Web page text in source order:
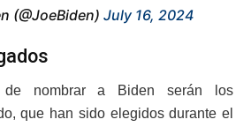
(@JoeBiden) July 16, 2024
de nombrar a Biden serán los
que han sido elegidos durante el